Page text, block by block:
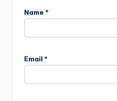
Name *
Email *